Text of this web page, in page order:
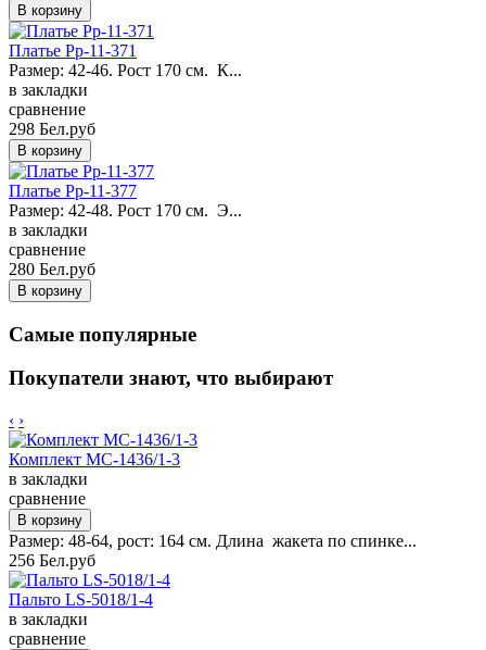
Платье Pp-11-371
Размер: 42-46. Рост 170 см. К...
в закладки
сравнение
298 Бел.руб
Платье Pp-11-377
Размер: 42-48. Рост 170 см. Э...
в закладки
сравнение
280 Бел.руб
Самые популярные
Покупатели знают, что выбирают
‹ ›
Комплект MC-1436/1-3
в закладки
сравнение
Размер: 48-64, рост: 164 см. Длина жакета по спинке...
256 Бел.руб
Пальто LS-5018/1-4
в закладки
сравнение